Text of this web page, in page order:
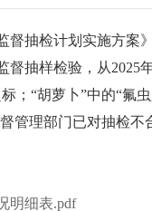
抽检计划实施方案
抽样检验，从2025
；“胡萝卜”中的“氟
管理部门已对抽检
明细表.pdf